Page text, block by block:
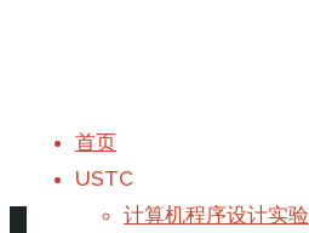
首页
USTC
计算机程序设计实验
计算机安全